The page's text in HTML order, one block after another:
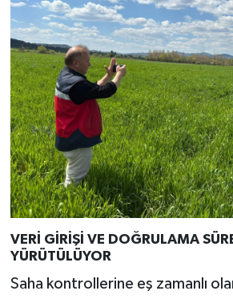
VERİ GİRİŞİ VE DOĞRULAMA
YÜRÜTÜLÜYOR
Saha kontrollerine eş zamanlı